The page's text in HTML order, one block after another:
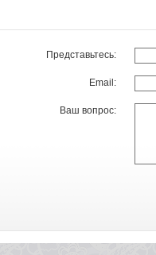
Представьтесь:
Email:
Ваш вопрос: